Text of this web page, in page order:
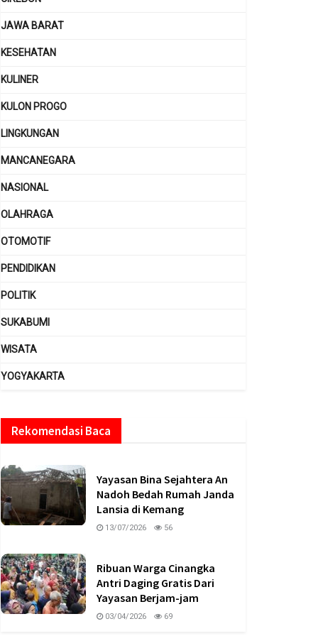
JAWA BARAT
KESEHATAN
KULINER
KULON PROGO
LINGKUNGAN
MANCANEGARA
NASIONAL
OLAHRAGA
OTOMOTIF
PENDIDIKAN
POLITIK
SUKABUMI
WISATA
YOGYAKARTA
Rekomendasi Baca
Yayasan Bina Sejahtera An
Nadoh Bedah Rumah Janda
Lansia di Kemang
13/07/2026 56
Ribuan Warga Cinangka
Antri Daging Gratis Dari
Yayasan Berjam-jam
03/04/2026 69